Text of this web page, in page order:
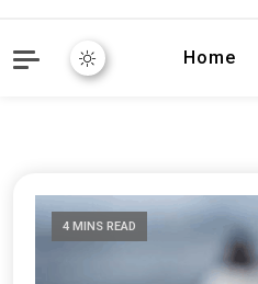
Home
4 MINS READ